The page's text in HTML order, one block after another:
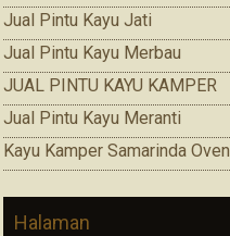
Jual Pintu Kayu Jati
Jual Pintu Kayu Merbau
JUAL PINTU KAYU KAMPER
Jual Pintu Kayu Meranti
Kayu Kamper Samarinda Oven
Halaman